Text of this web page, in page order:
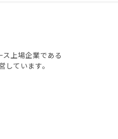
ス上場企業である
ています。